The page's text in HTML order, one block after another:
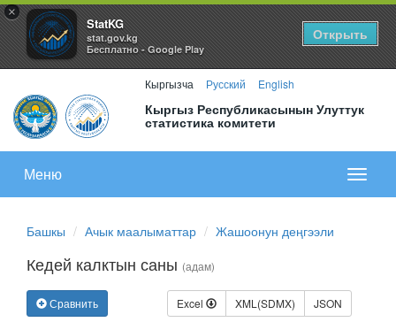
×
StatKG
stat.gov.kg
Бесплатно - Google Play
Открыть
Кыргызча Русский English
Кыргыз Республикасынын Улуттук
статистика комитети
меню
Меню
Башкы Ачык маалыматтар Жашоонун деңгээли
Кедей калктын саны (адам)
Сравнить Excel XML(SDMX) JSON